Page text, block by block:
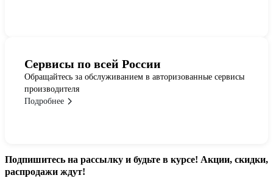
Сервисы по всей России
Обращайтесь за обслуживанием в авторизованные сервисы
производителя
Подробнее
Подпишитесь на рассылку и будьте в курсе! Акции, скидки,
распродажи ждут!